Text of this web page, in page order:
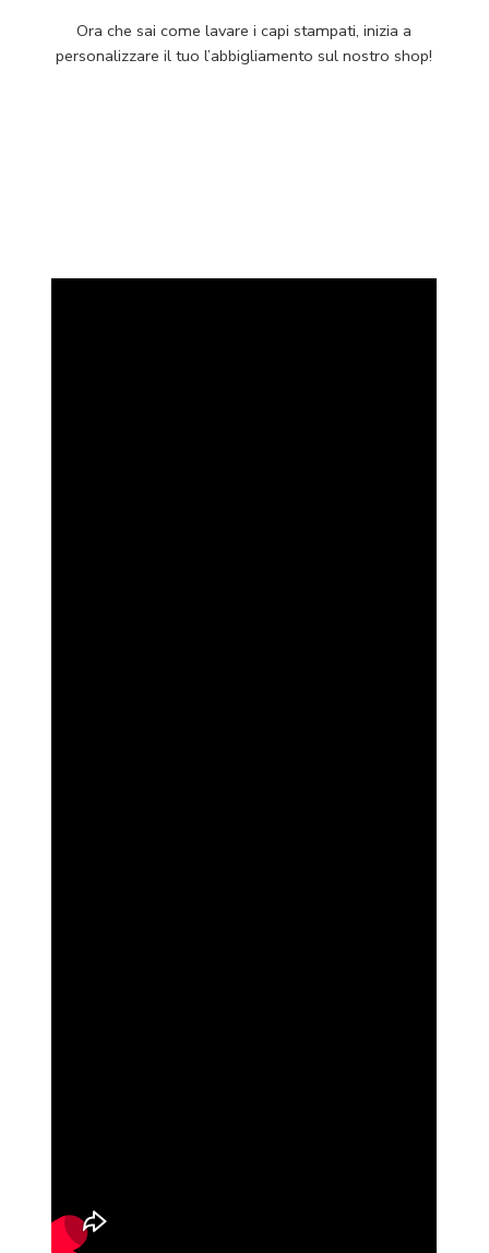
Ora che sai come lavare i capi stampati, inizia a
personalizzare il tuo l’abbigliamento sul nostro shop!